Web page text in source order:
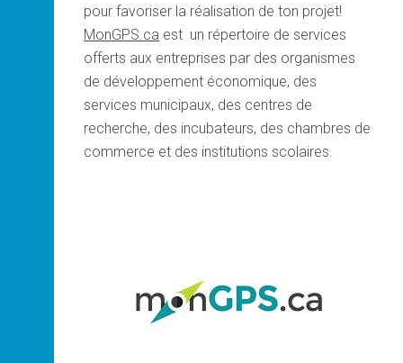
pour favoriser la réalisation de ton projet!
MonGPS.ca est un répertoire de services
offerts aux entreprises par des organismes
de développement économique, des
services municipaux, des centres de
recherche, des incubateurs, des chambres de
commerce et des institutions scolaires.